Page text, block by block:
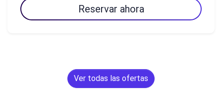
Reservar ahora
Ver todas las ofertas